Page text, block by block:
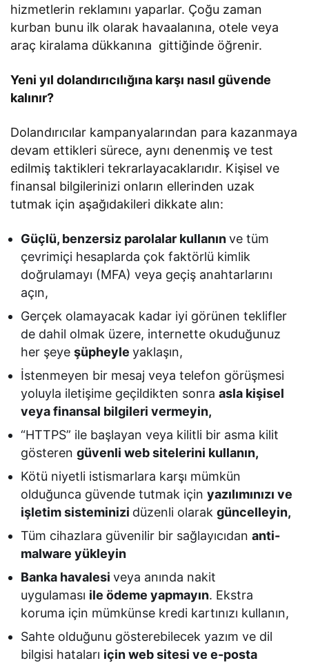
hizmetlerin reklamını yaparlar. Çoğu zaman
kurban bunu ilk olarak havaalanına, otele veya
araç kiralama dükkanına gittiğinde öğrenir.
Yeni yıl dolandırıcılığına karşı nasıl güvende
kalınır?
Dolandırıcılar kampanyalarından para kazanmaya
devam ettikleri sürece, aynı denenmiş ve test
edilmiş taktikleri tekrarlayacaklarıdır. Kişisel ve
finansal bilgilerinizi onların ellerinden uzak
tutmak için aşağıdakileri dikkate alın:
Güçlü, benzersiz parolalar kullanınve tüm
çevrimiçi hesaplarda çok faktörlü kimlik
doğrulamayı (MFA) veya geçiş anahtarlarını
açın,
Gerçek olamayacak kadar iyi görünen teklifler
de dahil olmak üzere, internette okuduğunuz
her şeyeşüpheyleyaklaşın,
İstenmeyen bir mesaj veya telefon görüşmesi
yoluyla iletişime geçildikten sonraasla kişisel
veya finansal bilgileri vermeyin,
“HTTPS” ile başlayan veya kilitli bir asma kilit
gösterengüvenli web sitelerini kullanın,
Kötü niyetli istismarlara karşı mümkün
olduğunca güvende tutmak içinyazılımınızı ve
işletim sisteminizi düzenli olarakgüncelleyin,
Tüm cihazlara güvenilir bir sağlayıcıdananti-
malware yükleyin
Banka havalesiveya anında nakit
uygulaması ile ödeme yapmayın. Ekstra
koruma için mümkünse kredi kartınızı kullanın,
Sahte olduğunu gösterebilecek yazım ve dil
bilgisi hataları için web sitesi ve e-posta